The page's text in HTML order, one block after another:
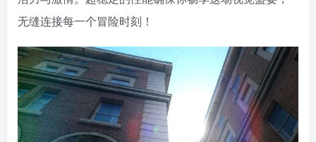
无缝连接每一个冒险时刻！